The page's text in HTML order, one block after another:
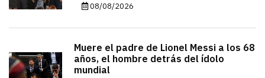
08/08/2026
Muere el padre de Lionel Messi a los 68
años, el hombre detrás del ídolo
mundial